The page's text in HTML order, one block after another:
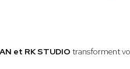
et RK STUDIO transforment